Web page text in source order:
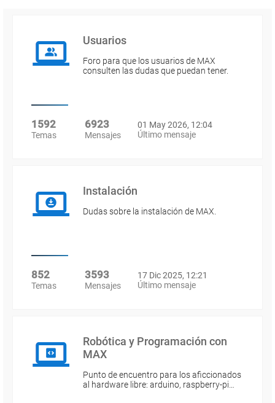
Usuarios
Foro para que los usuarios de MAX
consulten las dudas que puedan tener.
1592
Temas
6923
Mensajes
01 May 2026, 12:04
Último mensaje
Instalación
Dudas sobre la instalación de MAX.
852
Temas
3593
Mensajes
17 Dic 2025, 12:21
Último mensaje
Robótica y Programación con
MAX
Punto de encuentro para los aficcionados
al hardware libre: arduino, raspberry-pi…